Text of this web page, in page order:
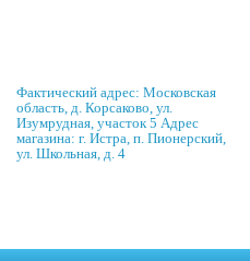
Фактический адрес: Московская
область, д. Корсаково, ул.
Изумрудная, участок 5 Адрес
магазина: г. Истра, п. Пионерский,
ул. Школьная, д. 4